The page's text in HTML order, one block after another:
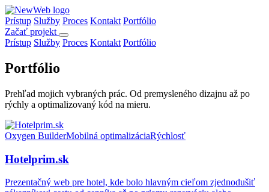
Prístup Služby Proces Kontakt Portfólio
Začať projekt
Prístup Služby Proces Kontakt Portfólio
Portfólio
Prehľad mojich vybraných prác. Od premysleného dizajnu až po
rýchly a optimalizovaný kód na mieru.
Oxygen BuilderMobilná optimalizáciaRýchlosť
Hotelprim.sk
Prezentačný web pre hotel, kde bolo hlavným cieľom zjednodušiť